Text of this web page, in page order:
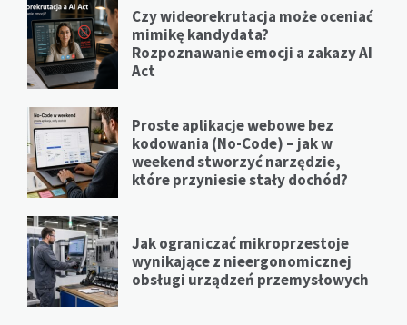
Czy wideorekrutacja może oceniać
mimikę kandydata?
Rozpoznawanie emocji a zakazy AI
Act
Proste aplikacje webowe bez
kodowania (No-Code) – jak w
weekend stworzyć narzędzie,
które przyniesie stały dochód?
Jak ograniczać mikroprzestoje
wynikające z nieergonomicznej
obsługi urządzeń przemysłowych